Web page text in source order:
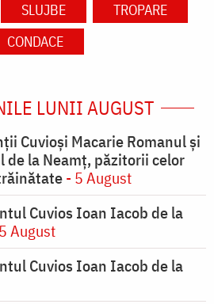
SLUJBE
TROPARE
CONDACE
LUNII AUGUST
Cuvioși Macarie Romanul și
de la Neamț, păzitorii celor
- 5 August
Cuvios Ioan Iacob de la
August
Cuvios Ioan Iacob de la